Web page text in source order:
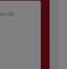
bij